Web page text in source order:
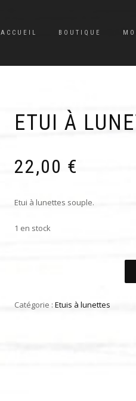
ACCUEIL BOUTIQUE
ETUI À
22,00 €
Etui à lunettes souple.
1 en stock
Catégorie : Etuis à lunettes